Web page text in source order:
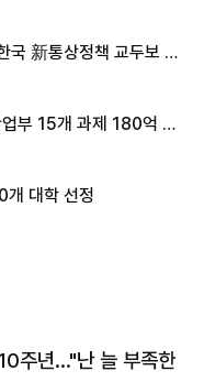
국 新통상정책 교두보 활
부 15개 과제 180억 지
개 대학 선정
주년…"난 늘 부족한